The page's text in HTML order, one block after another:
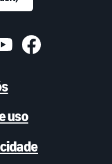
uso